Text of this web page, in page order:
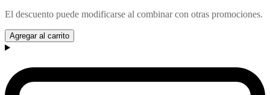
El descuento puede modificarse al combinar con otras promociones.
Agregar al carrito